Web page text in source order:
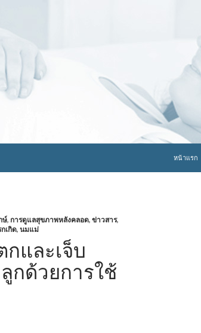
หน้าแรก
ษ์, การดูแลสุขภาพหลังคลอด, ข่าวสาร,
เกิด, นมแม่
และเจ็บ
กด้วยการใช้